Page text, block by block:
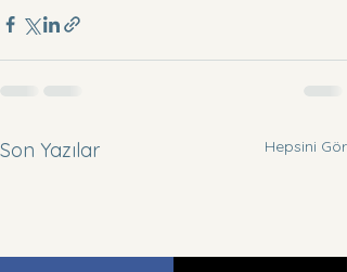
Son Yazılar Hepsini Gör